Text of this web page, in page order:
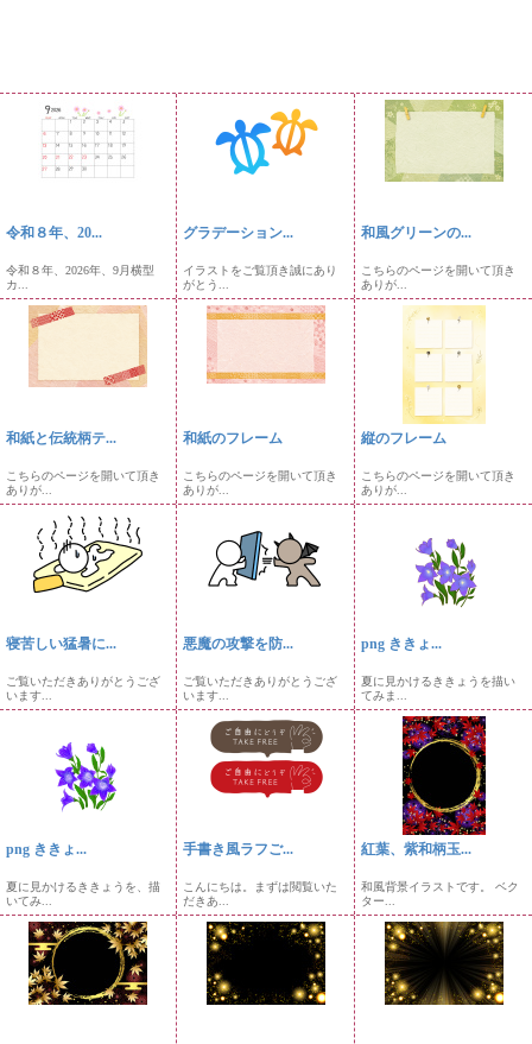
令和８年、20...
令和８年、2026年、9月横型
カ...
グラデーション...
イラストをご覧頂き誠にあり
がとう...
和風グリーンの...
こちらのページを開いて頂き
ありが...
和紙と伝統柄テ...
こちらのページを開いて頂き
ありが...
和紙のフレーム
こちらのページを開いて頂き
ありが...
縦のフレーム
こちらのページを開いて頂き
ありが...
寝苦しい猛暑に...
ご覧いただきありがとうござ
います...
悪魔の攻撃を防...
ご覧いただきありがとうござ
います...
png ききょ...
夏に見かけるききょうを描い
てみま...
png ききょ...
夏に見かけるききょうを、描
いてみ...
手書き風ラフご...
こんにちは。まずは閲覧いた
だきあ...
紅葉、紫和柄玉...
和風背景イラストです。 ベク
ター...